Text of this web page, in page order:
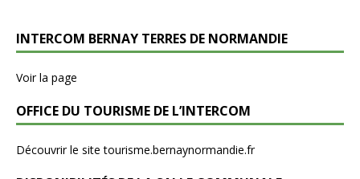
INTERCOM BERNAY TERRES DE NORMANDIE
Voir la page
OFFICE DU TOURISME DE L’INTERCOM
Découvrir le site tourisme.bernaynormandie.fr